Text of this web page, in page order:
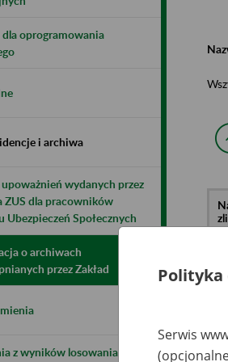
oprogramowania
i archiwa
upoważnień wydanych przez
ZUS dla pracowników
Ubezpieczeń Społecznych
o archiwach
przez Zakład
z wyników losowania do
Polityka
Serwis